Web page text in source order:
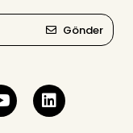
Gönder